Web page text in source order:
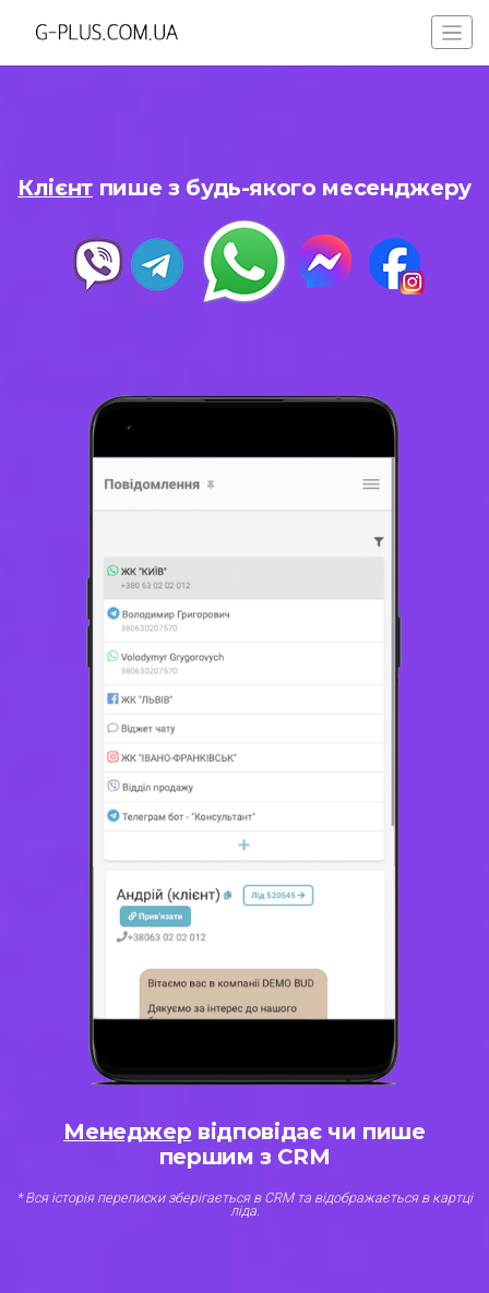
Клієнт пише з будь-якого месенджеру
Менеджер відповідає чи пише
першим з CRM
* Вся історія переписки зберігається в CRM та відображається в картці
ліда.